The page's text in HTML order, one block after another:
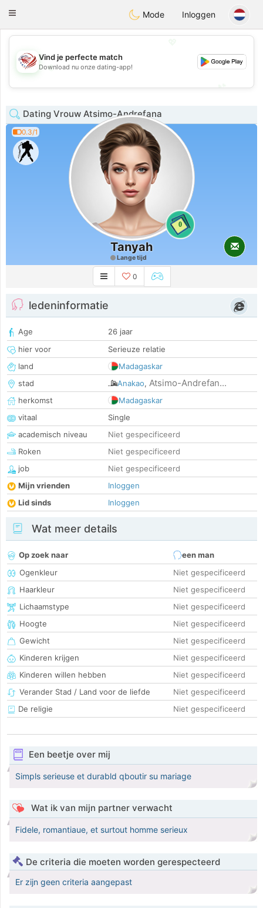
StatesDating
Toggle
Mode Inloggen
💖
Vind je perfecte match
Download nu onze dating-app!
Dating Vrouw Atsimo-Andrefana
0.3/1
0
Tanyah
Lange tijd
0
ledeninformatie
Age
26 jaar
hier voor
Serieuze relatie
land
Madagaskar
stad
Anakao, Atsimo-Andrefan...
herkomst
Madagaskar
vitaal
Single
academisch niveau
Niet gespecificeerd
Roken
Niet gespecificeerd
job
Niet gespecificeerd
Mijn vrienden
Inloggen
Lid sinds
Inloggen
Wat meer details
Op zoek naar
een man
Ogenkleur
Niet gespecificeerd
Haarkleur
Niet gespecificeerd
Lichaamstype
Niet gespecificeerd
Hoogte
Niet gespecificeerd
Gewicht
Niet gespecificeerd
Kinderen krijgen
Niet gespecificeerd
Kinderen willen hebben
Niet gespecificeerd
Verander Stad / Land voor de liefde
Niet gespecificeerd
De religie
Niet gespecificeerd
Een beetje over mij
Simpls serieuse et durabld qboutir su mariage
Wat ik van mijn partner verwacht
Fidele, romantiaue, et surtout homme serieux
De criteria die moeten worden gerespecteerd
Er zijn geen criteria aangepast